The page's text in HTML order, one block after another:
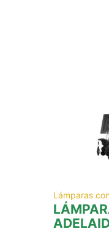
Lámparas